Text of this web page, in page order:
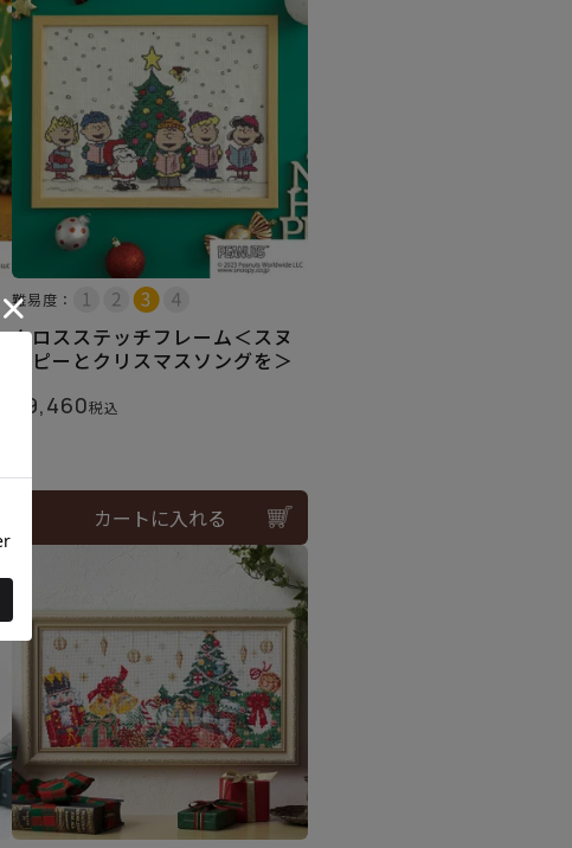
難易度：
クロスステッチフレーム＜スヌ
ーピーとクリスマスソングを＞
9,460税込
カートに入れる